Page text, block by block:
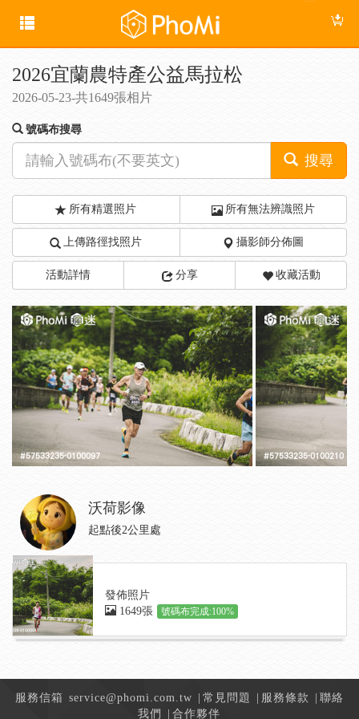
2026宜蘭農特產公益馬拉松
2026-05-23-共1649張相片
號碼布搜尋
搜尋
所有精選照片 所有無法辨識照片
上傳路徑找照片 攝影師分佈圖
活動詳情 分享 收藏活動
沃荷影像
起點後2公里處
發佈照片
1649張
號碼布完成:100%
服務信箱 service@phomi.com.tw 常見問題 服務條款
聯絡
我們
合作夥伴